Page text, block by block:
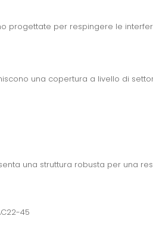
progettate per respingere le
una copertura a livello di
una struttura robusta per una
45